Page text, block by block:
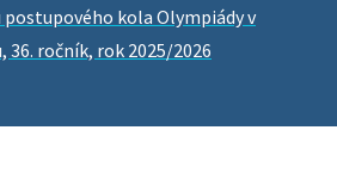
postupového kola Olympiády v
36. ročník, rok 2025/2026